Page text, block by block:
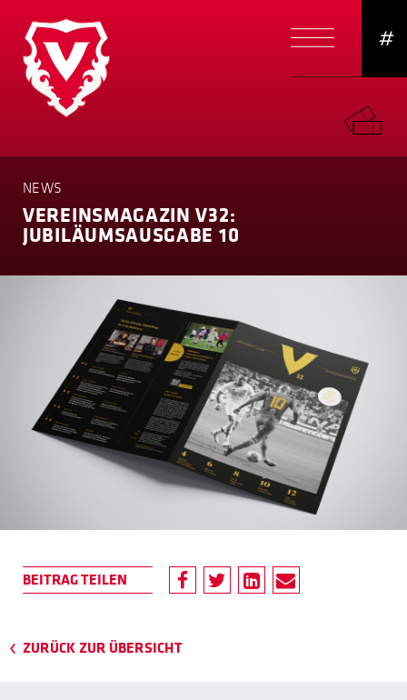
#
NEWS
VEREINS­MAGAZIN V32:
JUBILÄ­UMS­AUSGABE 10
ZURÜCK ZUR ÜBERSICHT